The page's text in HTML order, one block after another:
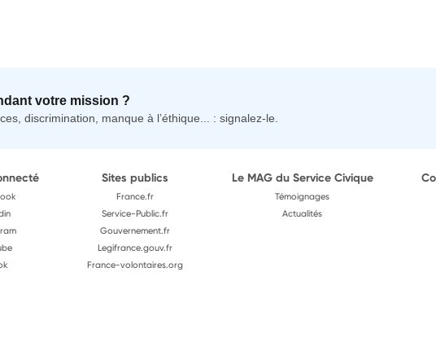
votre mission ?
discrimination, manque à l’éthique... : signalez-le.
Sites publics
France.fr
Service-Public.fr
Gouvernement.fr
Legifrance.gouv.fr
France-volontaires.org
Le MAG du Service Civique
Témoignages
Actualités